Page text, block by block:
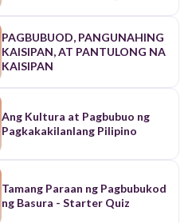
PAGBUBUOD, PANGUNAHING
KAISIPAN, AT PANTULONG NA
KAISIPAN
Ang Kultura at Pagbubuo ng
Pagkakakilanlang Pilipino
Tamang Paraan ng Pagbubukod
ng Basura - Starter Quiz